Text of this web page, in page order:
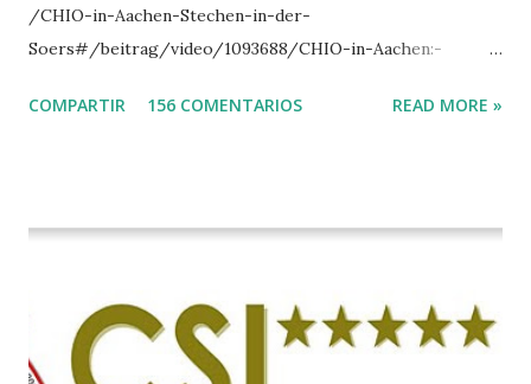
/CHIO-in-Aachen-Stechen-in-der-
Soers#/beitrag/video/1093688/CHIO-in-Aachen:-
COMPARTIR 156 COMENTARIOS READ MORE »